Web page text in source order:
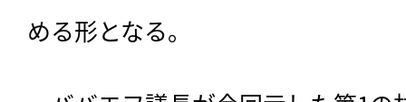
める形となる。